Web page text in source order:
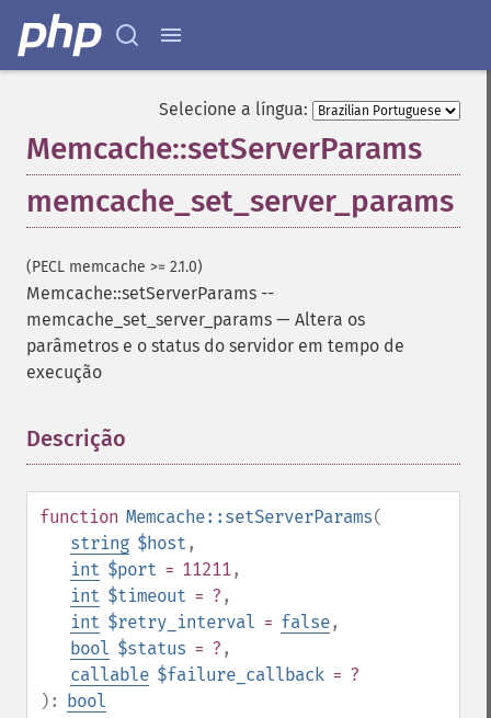
Selecione a língua:
Memcache::setServerParams
memcache_set_server_params
(PECL memcache >= 2.1.0)
Memcache::setServerParams --
memcache_set_server_params — Altera os
parâmetros e o status do servidor em tempo de
execução
Descrição
function Memcache::setServerParams(
string $host ,
int $port = 11211,
int $timeout = ? ,
int $retry_interval = false,
bool $status = ? ,
callable $failure_callback = ?
): bool